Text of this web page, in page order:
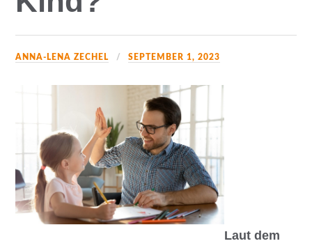
ANNA-LENA ZECHEL SEPTEMBER 1, 2023
Laut dem